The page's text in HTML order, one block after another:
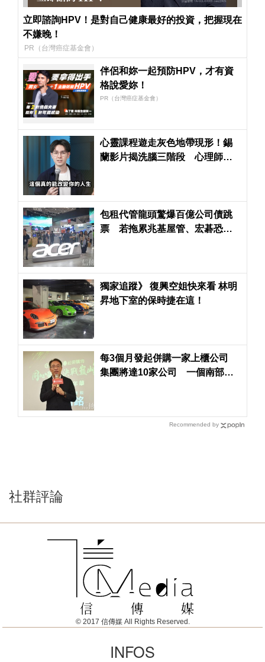
立即諮詢HPV！是對自己健康最好的投資，把握現在
不嫌晚！
PR（台灣癌症基金會）
伴侶和妳一起預防HPV，才有資
格說愛妳！
PR（台灣癌症基金會）
心靈課程遊走灰色地帶現形！錫
蘭影片揭洗腦三階段 心理師發
包租代管龍頭驚爆百億公司債跳
票 若拖累兆基屋管、宏碁恐淪
獨家追蹤》 復興空姐快來看 林明
昇地下室的保時捷在這！
每3個月發起併購一家上櫃公司
集團將達10家公司 一個南部正
Recommended by
社群評論
© 2017 信傳媒 All Rights Reserved.
INFOS